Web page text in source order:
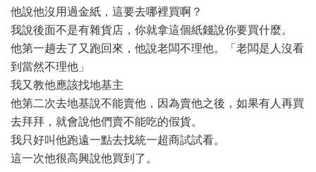
他說他沒用過金紙，這要去哪裡買啊？
我說後面不是有雜貨店，你就拿這個紙錢說你要買什麼。
他第一趟去了又跑回來，他說老闆不理他。「老闆是人沒看
到當然不理他」
我又教他應該找地基主
他第二次去地基說不能賣他，因為賣他之後，如果有人再買
去拜拜，就會說他們賣不能吃的假貨。
我只好叫他跑遠一點去找統一超商試試看。
這一次他很高興說他買到了。